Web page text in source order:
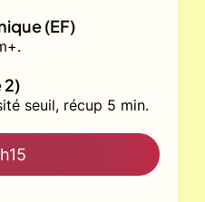
(EF)
2)
seuil, récup 5 min.